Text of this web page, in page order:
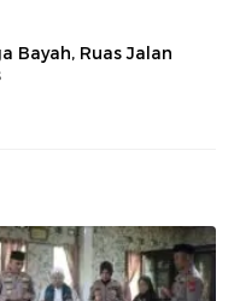
Bayah, Ruas Jalan